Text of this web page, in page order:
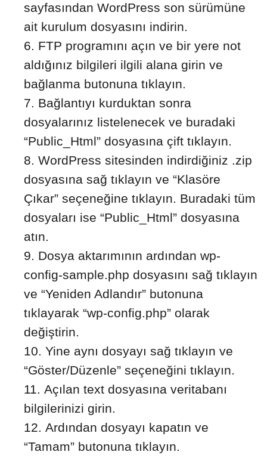
sayfasından WordPress son sürümüne
ait kurulum dosyasını indirin.
FTP programını açın ve bir yere not
aldığınız bilgileri ilgili alana girin ve
bağlanma butonuna tıklayın.
Bağlantıyı kurduktan sonra
dosyalarınız listelenecek ve buradaki
“Public_Html” dosyasına çift tıklayın.
WordPress sitesinden indirdiğiniz .zip
dosyasına sağ tıklayın ve “Klasöre
Çıkar” seçeneğine tıklayın. Buradaki tüm
dosyaları ise “Public_Html” dosyasına
atın.
Dosya aktarımının ardından wp-
config-sample.php dosyasını sağ tıklayın
ve “Yeniden Adlandır” butonuna
tıklayarak “wp-config.php” olarak
değiştirin.
Yine aynı dosyayı sağ tıklayın ve
“Göster/Düzenle” seçeneğini tıklayın.
Açılan text dosyasına veritabanı
bilgilerinizi girin.
Ardından dosyayı kapatın ve
“Tamam” butonuna tıklayın.